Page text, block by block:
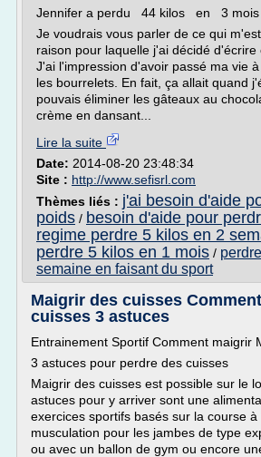
Jennifer a perdu 44 kilos en 3 mois
Je voudrais vous parler de ce qui
raison pour laquelle j'ai décidé d'écrire
J'ai l'impression d'avoir passé ma vie
les bourrelets. En fait, ça allait quand
pouvais éliminer les gâteaux au
crème en dansant...
Lire la suite
Date: 2014-08-20 23:48:34
Site : http://www.sefisrl.com
Thèmes liés : j'ai besoin d'aide
poids / besoin d'aide pour
regime perdre 5 kilos en 2
perdre 5 kilos en 1 mois /
semaine en faisant du sport
Maigrir des cuisses
cuisses 3 astuces
Entrainement Sportif Comment maigrir
3 astuces pour perdre des cuisses
Maigrir des cuisses est possible sur le
astuces pour y arriver sont une
exercices sportifs basés sur la course
musculation pour les jambes de type
ou avec un ballon de gym ou encore